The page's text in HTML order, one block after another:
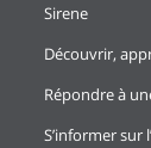
Sirene
Découvrir,
Répondre à
S’informer